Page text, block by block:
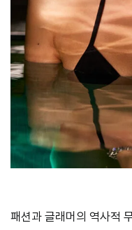
패션과 글래머의 역사적